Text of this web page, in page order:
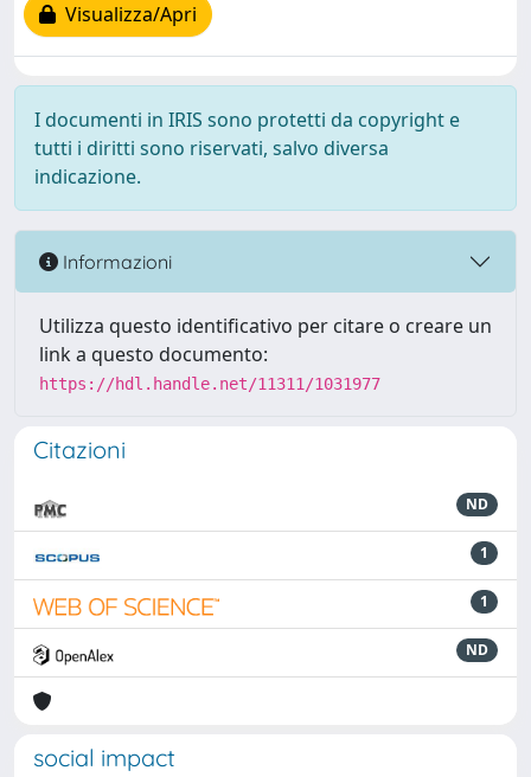
Visualizza/Apri
I documenti in IRIS sono protetti da copyright e
tutti i diritti sono riservati, salvo diversa
indicazione.
Informazioni
Utilizza questo identificativo per citare o creare un
link a questo documento:
https://hdl.handle.net/11311/1031977
Citazioni
ND
1
1
ND
social impact